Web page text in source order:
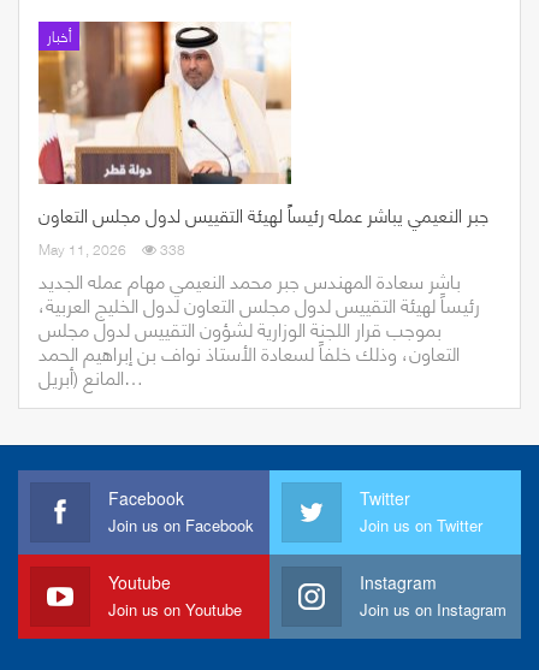
أخبار
جبر النعيمي يباشر عمله رئيساً لهيئة التقييس لدول مجلس التعاون
May 11, 2026 338
باشر سعادة المهندس جبر محمد النعيمي مهام عمله الجديد
رئيساً لهيئة التقييس لدول مجلس التعاون لدول الخليج العربية،
بموجب قرار اللجنة الوزارية لشؤون التقييس لدول مجلس
التعاون، وذلك خلفاً لسعادة الأستاذ نواف بن إبراهيم الحمد
المانع (أبريل…
Facebook
Join us on Facebook
Twitter
Join us on Twitter
Youtube
Join us on Youtube
Instagram
Join us on Instagram